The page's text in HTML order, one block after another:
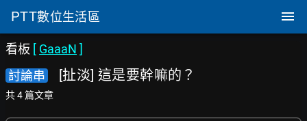
PTT數位生活區
看板 [ GaaaN ]
討論串
[扯淡] 這是要幹嘛的？
共 4 篇文章